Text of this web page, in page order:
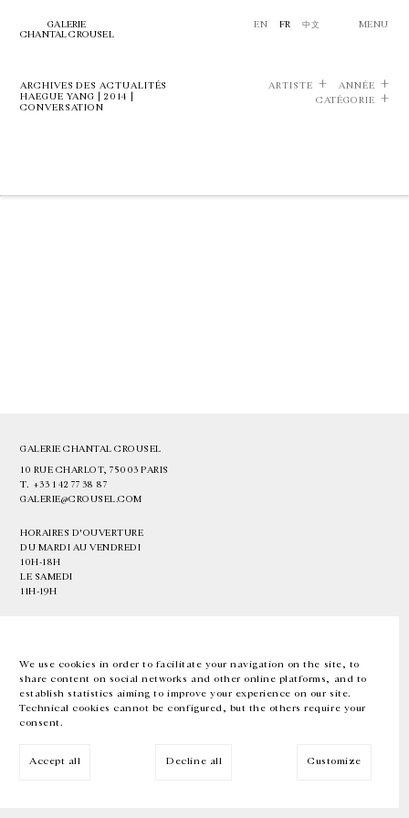
We use cookies in order to facilitate your navigation on the site, to
share content on social networks and other online platforms, and to
establish statistics aiming to improve your experience on our site.
Technical cookies cannot be configured, but the others require your
consent.
Accept all Decline all Customize
GALERIE
CHANTAL CROUSEL
EN FR 中文 MENU
ARCHIVES DES ACTUALITÉS
HAEGUE YANG | 2014 |
CONVERSATION
ARTISTE
ANNÉE
CATÉGORIE
GALERIE CHANTAL CROUSEL
10 RUE CHARLOT, 75003 PARIS
T. +33 1 42 77 38 87
GALERIE@CROUSEL.COM
HORAIRES D'OUVERTURE
DU MARDI AU VENDREDI
10H-18H
LE SAMEDI
11H-19H
EN FR 中文 Facebook Instagram
Inscrivez-vous à notre newsletter